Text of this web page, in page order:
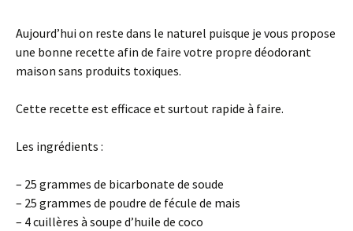
Aujourd’hui on reste dans le naturel puisque je vous propose
une bonne recette afin de faire votre propre déodorant
maison sans produits toxiques.
Cette recette est efficace et surtout rapide à faire.
Les ingrédients :
– 25 grammes de bicarbonate de soude
– 25 grammes de poudre de fécule de mais
– 4 cuillères à soupe d’huile de coco